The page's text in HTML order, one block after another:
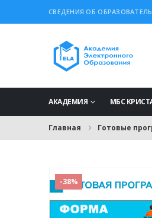
СВЕДЕНИЯ ОБ
АКАДЕМИЯ МБС
Главная Готовые
-38%